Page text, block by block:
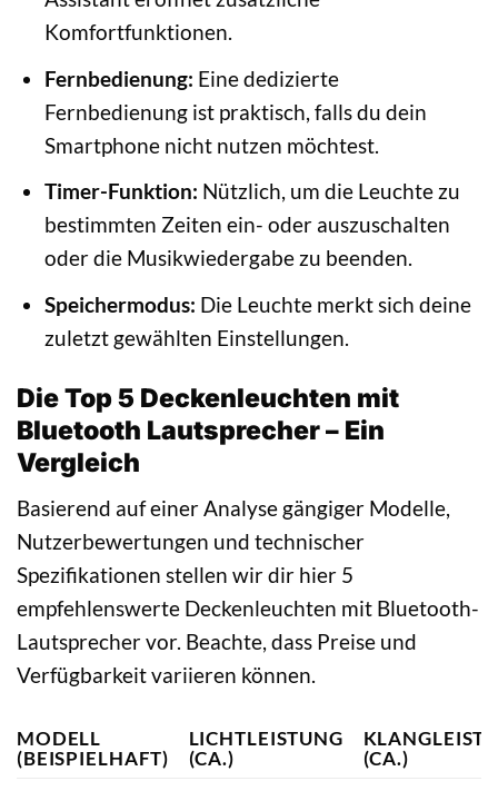
Komfortfunktionen.
Fernbedienung: Eine dedizierte
Fernbedienung ist praktisch, falls du dein
Smartphone nicht nutzen möchtest.
Timer-Funktion: Nützlich, um die Leuchte zu
bestimmten Zeiten ein- oder auszuschalten
oder die Musikwiedergabe zu beenden.
Speichermodus: Die Leuchte merkt sich deine
zuletzt gewählten Einstellungen.
Die Top 5 Deckenleuchten mit
Bluetooth Lautsprecher – Ein
Vergleich
Basierend auf einer Analyse gängiger Modelle,
Nutzerbewertungen und technischer
Spezifikationen stellen wir dir hier 5
empfehlenswerte Deckenleuchten mit Bluetooth-
Lautsprecher vor. Beachte, dass Preise und
Verfügbarkeit variieren können.
MODELL
(BEISPIELHAFT)
LICHTLEISTUNG
(CA.)
(CA.)